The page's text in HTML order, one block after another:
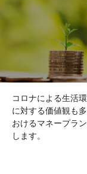
コロナによる生活
に対する価値観も
おけるマネープラ
します。